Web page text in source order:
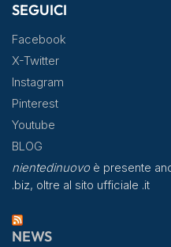
SEGUICI
Facebook
X-Twitter
Instagram
Pinterest
Youtube
BLOG
nientedinuovoè presente
.biz, oltre al sito ufficiale .it
NEWS